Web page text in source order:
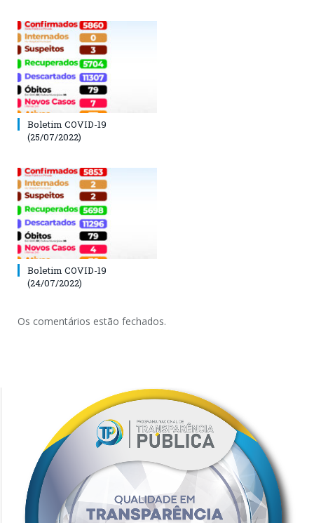
Boletim COVID-19
(25/07/2022)
Boletim COVID-19
(24/07/2022)
Os comentários estão fechados.